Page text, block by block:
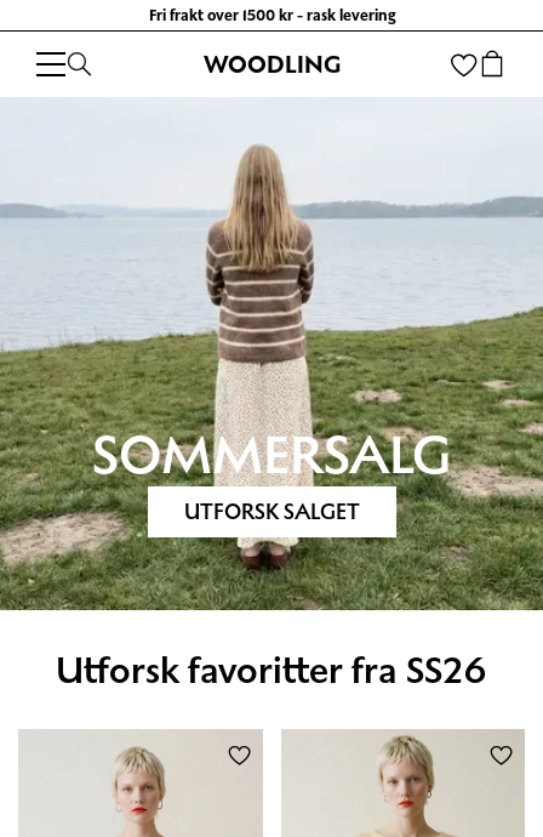
Fri frakt over 1500 kr - rask levering
WOODLING
SOMMERSALG
UTFORSK SALGET
Utforsk favoritter fra SS26